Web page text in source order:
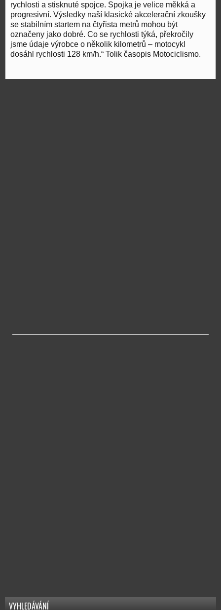
rychlosti a stisknuté spojce. Spojka je velice měkká a
progresivní. Výsledky naší klasické akcelerační zkoušky
se stabilním startem na čtyřista metrů mohou být
označeny jako dobré. Co se rychlosti týká, překročily
jsme údaje výrobce o několik kilometrů – motocykl
dosáhl rychlosti 128 km/h.“ Tolik časopis Motociclismo.
VYHLEDÁVÁNÍ